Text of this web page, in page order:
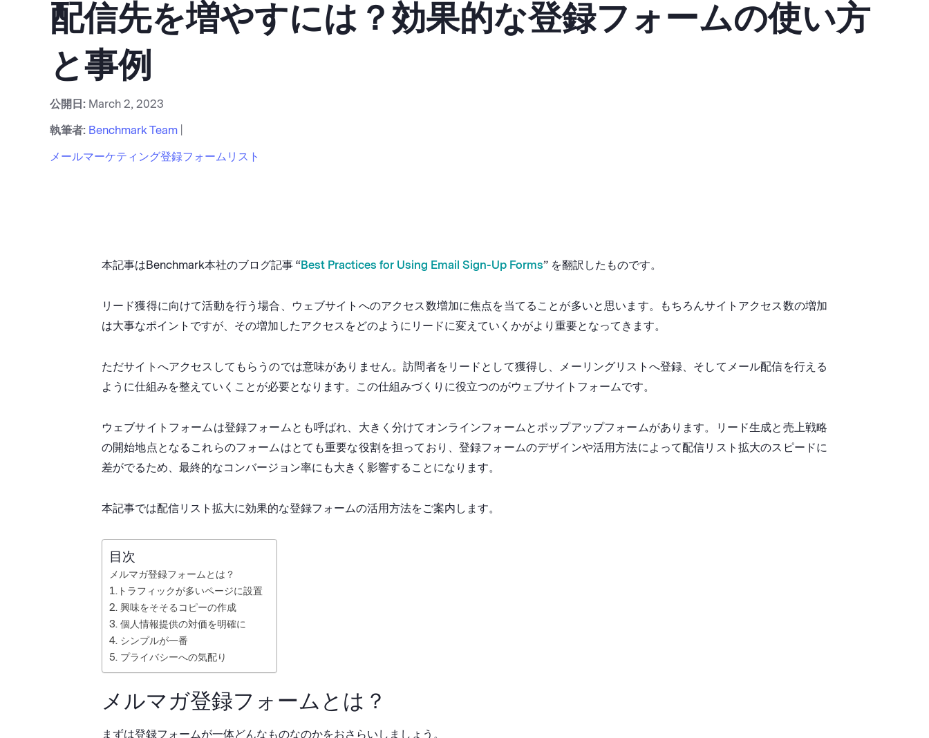
配信先を増やすには？効果的な登録フォームの使い方
と事例
公開日: March 2, 2023
執筆者: Benchmark Team
メールマーケティング登録フォーム リスト
本記事はBenchmark本社のブログ記事 “Best Practices for Using Email Sign-Up Forms” を翻訳したものです。
リード獲得に向けて活動を行う場合、ウェブサイトへのアクセス数増加に焦点を当てることが多いと思います。もちろんサイトアクセス数の増加
は大事なポイントですが、その増加したアクセスをどのようにリードに変えていくかがより重要となってきます。
ただサイトへアクセスしてもらうのでは意味がありません。訪問者をリードとして獲得し、メーリングリストへ登録、そしてメール配信を行える
ように仕組みを整えていくことが必要となります。この仕組みづくりに役立つのがウェブサイトフォームです。
ウェブサイトフォームは登録フォームとも呼ばれ、大きく分けてオンラインフォームとポップアップフォームがあります。リード生成と売上戦略
の開始地点となるこれらのフォームはとても重要な役割を担っており、登録フォームのデザインや活用方法によって配信リスト拡大のスピードに
差がでるため、最終的なコンバージョン率にも大きく影響することになります。
本記事では配信リスト拡大に効果的な登録フォームの活用方法をご案内します。
目次
メルマガ登録フォームとは？
1.トラフィックが多いページに設置
2. 興味をそそるコピーの作成
3. 個人情報提供の対価を明確に
4. シンプルが一番
5. プライバシーへの気配り
メルマガ登録フォームとは？
まずは登録フォームが一体どんなものなのかをおさらいしましょう。